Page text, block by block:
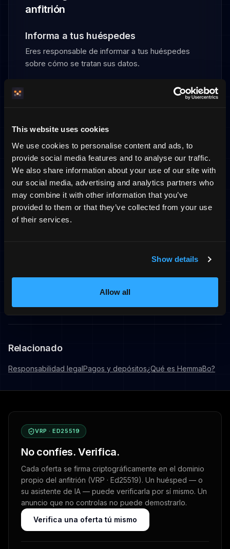
This website uses cookies
We use cookies to personalise content and ads, to
provide social media features and to analyse our traffic.
We also share information about your use of our site with
our social media, advertising and analytics partners who
may combine it with other information that you’ve
provided to them or that they’ve collected from your use
of their services.
Show details
Allow all
anfitrión
Informa a tus huéspedes
Eres responsable de informar a tus huéspedes
sobre cómo se tratan sus datos.
HemmaBo proporciona infraestructura,
RGPD hacia tus huéspedes recae en ti.
Reclamaciones y autoridad de control
Los huéspedes pueden contactarte o dirigirse a la
autoridad de protección de datos competente.
Ir a la política de privacidad
Relacionado
Responsabilidad legalPagos y depósitos¿Qué es HemmaBo?
VRP · ED25519
No confíes. Verifica.
Cada oferta se firma criptográficamente en el dominio
propio del anfitrión (VRP · Ed25519). Un huésped — o
su asistente de IA — puede verificarla por sí mismo. Un
anuncio que no controlas no puede demostrarlo.
Verifica una oferta tú mismo